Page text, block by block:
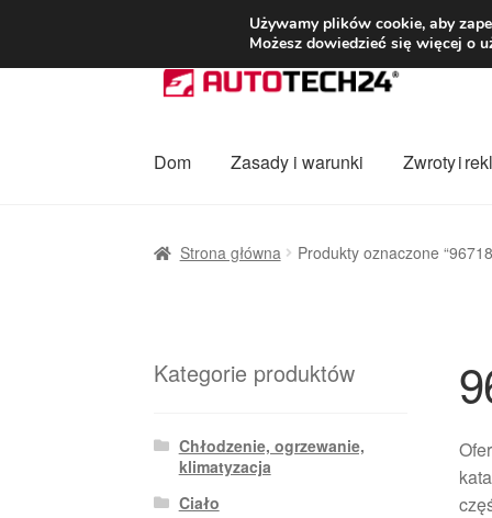
DOSTAWA od
Przejdź
do
Przejdź
do
Dom
Zasady i warunki Zwroty i
Strona główna Produkty oznaczone
Kategorie produktów
Chłodzenie, ogrzewanie,
klimatyzacja
Ciało
Używamy plików cookie, aby
Możesz dowiedzieć się więcej o